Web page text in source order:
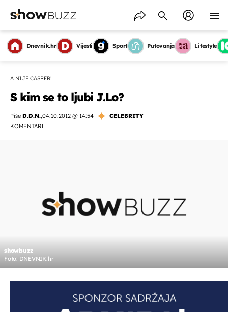
Dnevnik.hr Vijesti Sport Putovanja Lifestyle
A NIJE CASPER!
S kim se to ljubi J.Lo?
Piše D.D.N.,04.10.2012 @ 14:54
CELEBRITY
KOMENTARI
showbuzz
Foto: DNEVNIK.hr
OMOGUĆI OBAVIJESTI